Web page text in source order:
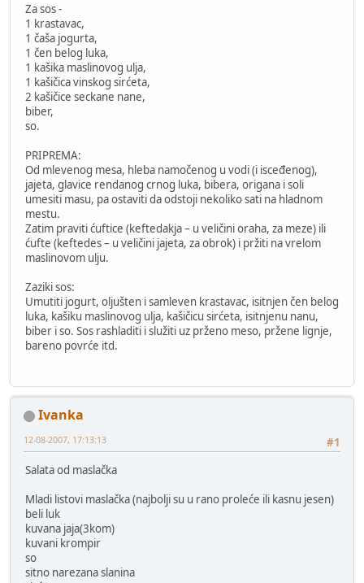
Za sos -
1 krastavac,
1 čaša jogurta,
1 čen belog luka,
1 kašika maslinovog ulja,
1 kašičica vinskog sirćeta,
2 kašičice seckane nane,
biber,
so.
PRIPREMA:
Od mlevenog mesa, hleba namočenog u vodi (i isceđenog),
jajeta, glavice rendanog crnog luka, bibera, origana i soli
umesiti masu, pa ostaviti da odstoji nekoliko sati na hladnom
mestu.
Zatim praviti ćuftice (keftedakja – u veličini oraha, za meze) ili
ćufte (keftedes – u veličini jajeta, za obrok) i pržiti na vrelom
maslinovom ulju.
Zaziki sos:
Umutiti jogurt, oljušten i samleven krastavac, isitnjen čen belog
luka, kašiku maslinovog ulja, kašičicu sirćeta, isitnjenu nanu,
biber i so. Sos rashladiti i služiti uz prženo meso, pržene lignje,
bareno povrće itd.
Ivanka
#1
12-08-2007, 17:13:13
Salata od maslačka
Mladi listovi maslačka (najbolji su u rano proleće ili kasnu jesen)
beli luk
kuvana jaja(3kom)
kuvani krompir
so
sitno narezana slanina